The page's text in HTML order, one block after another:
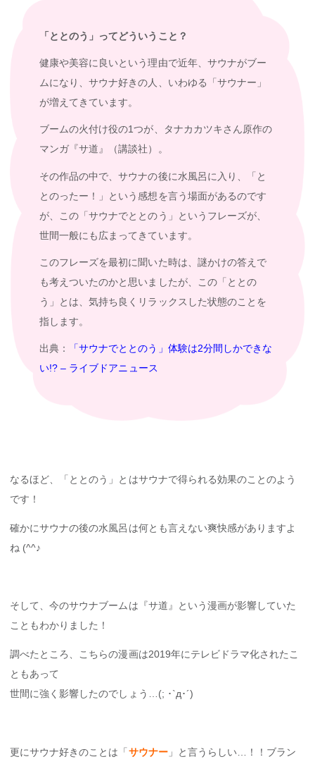
「ととのう」ってどういうこと？
健康や美容に良いという理由で近年、サウナがブー
ムになり、サウナ好きの人、いわゆる「サウナー」
が増えてきています。
ブームの火付け役の1つが、タナカカツキさん原作の
マンガ『サ道』（講談社）。
その作品の中で、サウナの後に水風呂に入り、「と
とのったー！」という感想を言う場面があるのです
が、この「サウナでととのう」というフレーズが、
世間一般にも広まってきています。
このフレーズを最初に聞いた時は、謎かけの答えで
も考えついたのかと思いましたが、この「ととの
う」とは、気持ち良くリラックスした状態のことを
指します。
出典：
「サウナでととのう」体験は2分間しかできな
い!? – ライブドアニュース
なるほど、「ととのう」とはサウナで得られる効果のことのよう
です！
確かにサウナの後の水風呂は何とも言えない爽快感がありますよ
ね (^^♪
そして、今のサウナブームは『サ道』という漫画が影響していた
こともわかりました！
調べたところ、こちらの漫画は2019年にテレビドラマ化されたこ
ともあって
世間に強く影響したのでしょう…(; ･`д･´)
更にサウナ好きのことは「 サウナー」と言うらしい…！！ブラン